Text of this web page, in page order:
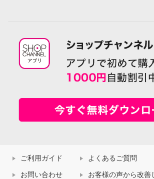
ご利用ガイド よくあるご質問
お問い合わせ お客様の声から改善